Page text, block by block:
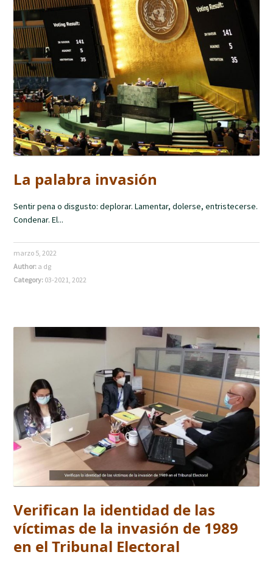
La palabra invasión
Sentir pena o disgusto: deplorar. Lamentar, dolerse, entristecerse.
Condenar. El...
marzo 5, 2022
Author: a dg
Category: 03-2021 ,2022
Verifican la identidad de las
víctimas de la invasión de 1989
en el Tribunal Electoral